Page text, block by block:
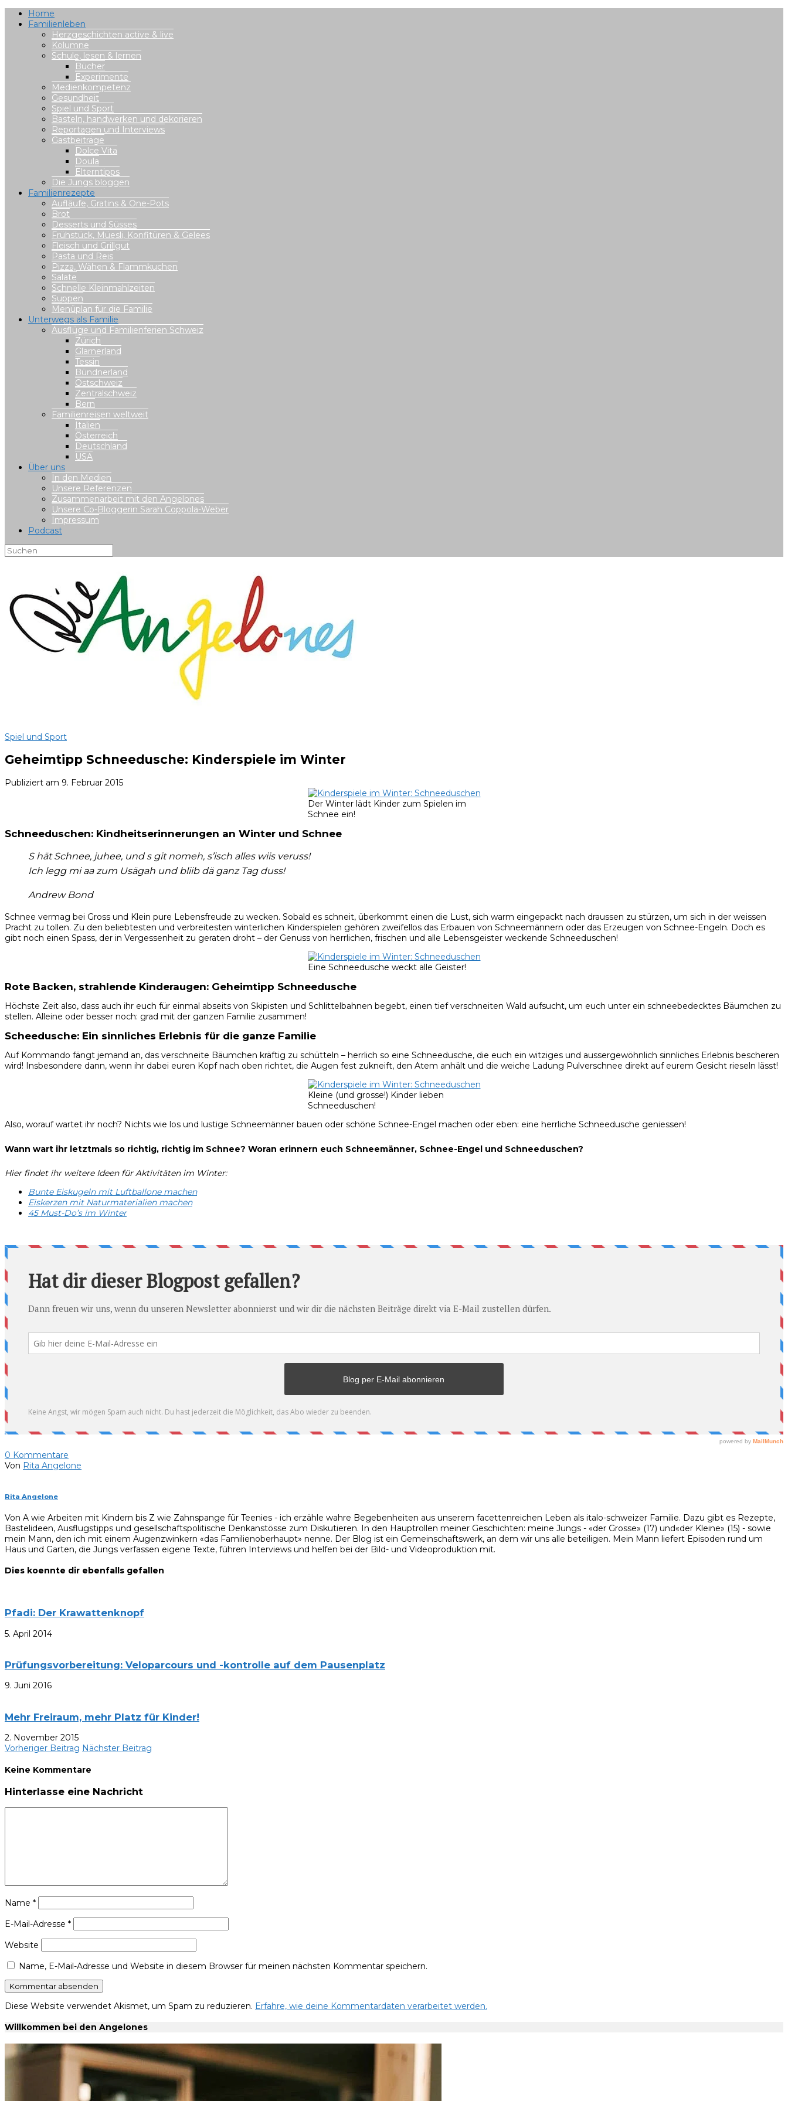
Home
Familienleben
Herzgeschichten active & live
Kolumne
Schule, lesen & lernen
Bücher
Experimente
Medienkompetenz
Gesundheit
Spiel und Sport
Basteln, handwerken und dekorieren
Reportagen und Interviews
Gastbeiträge
Dolce Vita
Doula
Elterntipps
Die Jungs bloggen
Familienrezepte
Aufläufe, Gratins & One-Pots
Brot
Desserts und Süsses
Frühstück, Müesli, Konfitüren & Gelees
Fleisch und Grillgut
Pasta und Reis
Pizza, Wähen & Flammkuchen
Salate
Schnelle Kleinmahlzeiten
Suppen
Menüplan für die Familie
Unterwegs als Familie
Ausflüge und Familienferien Schweiz
Zürich
Glarnerland
Tessin
Bündnerland
Ostschweiz
Zentralschweiz
Bern
Familienreisen weltweit
Italien
Österreich
Deutschland
USA
Über uns
In den Medien
Unsere Referenzen
Zusammenarbeit mit den Angelones
Unsere Co-Bloggerin Sarah Coppola-Weber
Impressum
Podcast
Spiel und Sport
Geheimtipp Schneedusche: Kinderspiele im Winter
Publiziert am 9. Februar 2015
Der Winter lädt Kinder zum Spielen im
Schnee ein!
Schneeduschen: Kindheitserinnerungen an Winter und Schnee
S hät Schnee, juhee, und s git nomeh, s’isch alles wiis veruss!
Ich legg mi aa zum Usägah und bliib dä ganz Tag duss!
Andrew Bond
Schnee vermag bei Gross und Klein pure Lebensfreude zu wecken. Sobald es schneit, überkommt einen die Lust, sich warm eingepackt nach draussen zu stürzen, um sich in der weissen
Pracht zu tollen. Zu den beliebtesten und verbreitesten winterlichen Kinderspielen gehören zweifellos das Erbauen von Schneemännern oder das Erzeugen von Schnee-Engeln. Doch es
gibt noch einen Spass, der in Vergessenheit zu geraten droht – der Genuss von herrlichen, frischen und alle Lebensgeister weckende Schneeduschen!
Eine Schneedusche weckt alle Geister!
Rote Backen, strahlende Kinderaugen: Geheimtipp Schneedusche
Höchste Zeit also, dass auch ihr euch für einmal abseits von Skipisten und Schlittelbahnen begebt, einen tief verschneiten Wald aufsucht, um euch unter ein schneebedecktes Bäumchen zu
stellen. Alleine oder besser noch: grad mit der ganzen Familie zusammen!
Scheedusche: Ein sinnliches Erlebnis für die ganze Familie
Auf Kommando fängt jemand an, das verschneite Bäumchen kräftig zu schütteln – herrlich so eine Schneedusche, die euch ein witziges und aussergewöhnlich sinnliches Erlebnis bescheren
wird! Insbesondere dann, wenn ihr dabei euren Kopf nach oben richtet, die Augen fest zukneift, den Atem anhält und die weiche Ladung Pulverschnee direkt auf eurem Gesicht rieseln lässt!
Kleine (und grosse!) Kinder lieben
Schneeduschen!
Also, worauf wartet ihr noch? Nichts wie los und lustige Schneemänner bauen oder schöne Schnee-Engel machen oder eben: eine herrliche Schneedusche geniessen!
Wann wart ihr letztmals so richtig, richtig im Schnee? Woran erinnern euch Schneemänner, Schnee-Engel und Schneeduschen?
Hier findet ihr weitere Ideen für Aktivitäten im Winter:
Bunte Eiskugeln mit Luftballone machen
Eiskerzen mit Naturmaterialien machen
45 Must-Do’s im Winter
0 Kommentare
Von Rita Angelone
Rita Angelone
Von A wie Arbeiten mit Kindern bis Z wie Zahnspange für Teenies - ich erzähle wahre Begebenheiten aus unserem facettenreichen Leben als italo-schweizer Familie. Dazu gibt es Rezepte,
Bastelideen, Ausflugstipps und gesellschaftspolitische Denkanstösse zum Diskutieren. In den Hauptrollen meiner Geschichten: meine Jungs - «der Grosse» (17) und«der Kleine» (15) - sowie
mein Mann, den ich mit einem Augenzwinkern «das Familienoberhaupt» nenne. Der Blog ist ein Gemeinschaftswerk, an dem wir uns alle beteiligen. Mein Mann liefert Episoden rund um
Haus und Garten, die Jungs verfassen eigene Texte, führen Interviews und helfen bei der Bild- und Videoproduktion mit.
Dies koennte dir ebenfalls gefallen
Pfadi: Der Krawattenknopf
5. April 2014
Prüfungsvorbereitung: Veloparcours und -kontrolle auf dem Pausenplatz
9. Juni 2016
Mehr Freiraum, mehr Platz für Kinder!
2. November 2015
Vorheriger Beitrag Nächster Beitrag
Keine Kommentare
Hinterlasse eine Nachricht
Name *
E-Mail-Adresse *
Website
Name, E-Mail-Adresse und Website in diesem Browser für meinen nächsten Kommentar speichern.
Diese Website verwendet Akismet, um Spam zu reduzieren. Erfahre, wie deine Kommentardaten verarbeitet werden.
Willkommen bei den Angelones